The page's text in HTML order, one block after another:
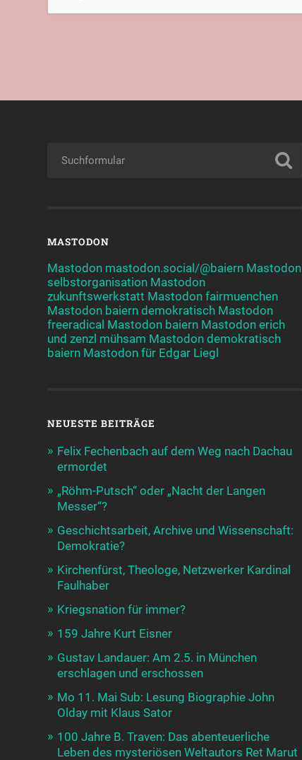
MASTODON
Mastodon mastodon.social/@baiern Mastodon
selbstorganisation Mastodon
zukunftswerkstatt Mastodon fairmuenchen
Mastodon baiern demokratisch Mastodon
freeradical Mastodon baiern Mastodon erich
und zenzl mühsam Mastodon demokratisch
baiern Mastodon für Edgar Liegl
NEUESTE BEITRÄGE
Felix Fechenbach auf dem Weg nach Dachau
ermordet
„Röhm-Putsch“ oder „Nacht der Langen
Messer“?
Geschichtsarbeit, Archive und Wissenschaft:
Demokratie?
Kirchenfürst, Theologe, Netzwerker Kardinal
Faulhaber
Kriegsnation für immer?
159 Jahre Kurt Eisner
Gustav Landauer: Am 2.5. in München
erschlagen und erschossen
Mo 11. Mai Sub: Lesung Biographie John
Olday mit Klaus Sator
100 Jahre B. Traven: Das abenteuerliche
Leben des mysteriösen Weltautors Ret Marut